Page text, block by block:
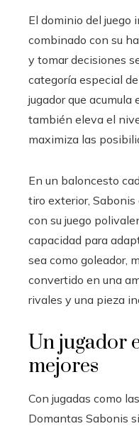
El dominio del juego
combinado con su
y tomar decisiones
categoría especial
jugador que acumula
también eleva el
maximiza las
En un baloncesto
tiro exterior,
con su juego
capacidad para
sea como goleador,
convertido en una
rivales y una pieza
Un jugador
mejores
Con jugadas como
Domantas Sabonis